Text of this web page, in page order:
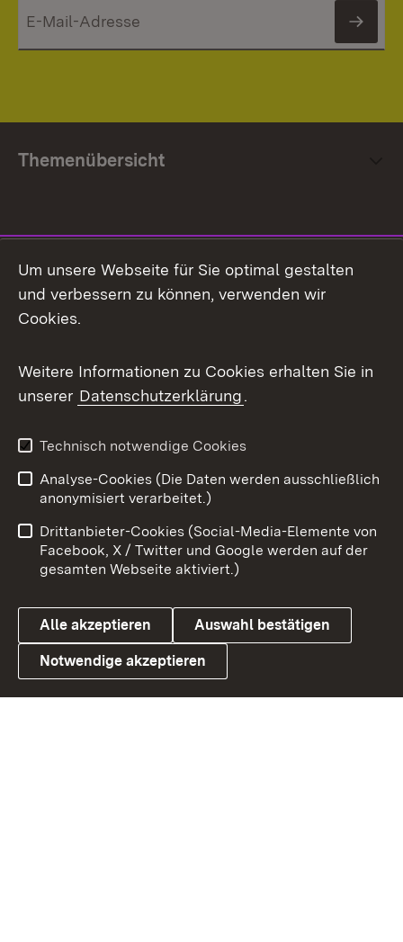
Themenübersicht
Facebook
X / Twitter
Youtube
Link zum Landesportal
Impressum
Kontakt
Barrierefreiheit
Datenschutz
Cookies
Um unsere Webseite für Sie optimal gestalten
und verbessern zu können, verwenden wir
Cookies.
Weitere Informationen zu Cookies erhalten Sie in
unserer Datenschutzerklärung.
Technisch notwendige Cookies
Analyse-Cookies (Die Daten werden ausschließlich
anonymisiert verarbeitet.)
Drittanbieter-Cookies (Social-Media-Elemente von
Facebook, X / Twitter und Google werden auf der
gesamten Webseite aktiviert.)
Alle akzeptieren Auswahl bestätigen
Notwendige akzeptieren